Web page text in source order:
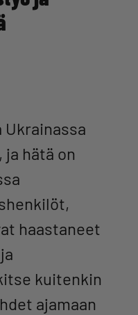
Ukrainassa
hätä on
haastaneet
kuitenkin
ajamaan